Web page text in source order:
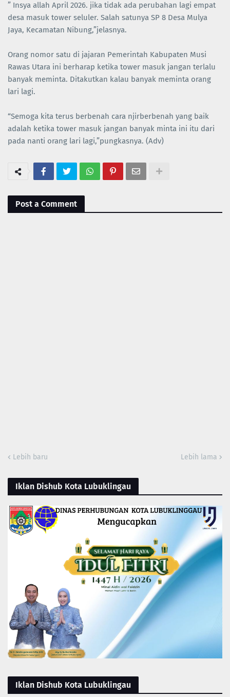
” Insya allah April 2026. jika tidak ada perubahan lagi empat
desa masuk tower seluler. Salah satunya SP 8 Desa Mulya
Jaya, Kecamatan Nibung,”jelasnya.
Orang nomor satu di jajaran Pemerintah Kabupaten Musi
Rawas Utara ini berharap ketika tower masuk jangan terlalu
banyak meminta. Ditakutkan kalau banyak meminta orang
lari lagi.
“Semoga kita terus berbenah cara njirberbenah yang baik
adalah ketika tower masuk jangan banyak minta ini itu dari
pada nanti orang lari lagi,”pungkasnya. (Adv)
Post a Comment
Lebih baru Lebih lama
Iklan Dishub Kota Lubuklingau
Iklan Dishub Kota Lubuklingau